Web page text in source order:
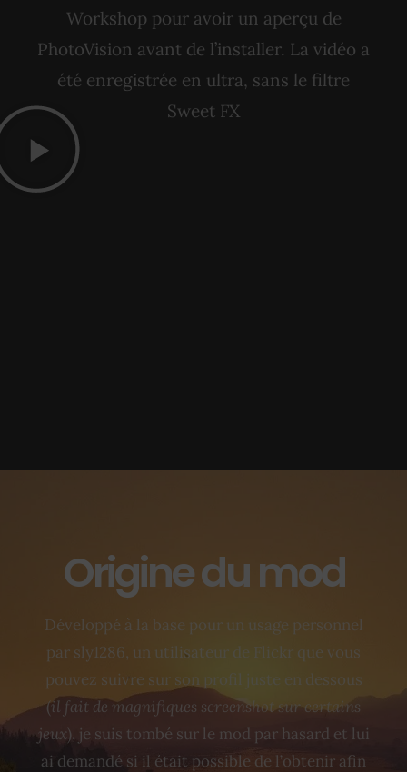
Workshop pour avoir un aperçu de
PhotoVision avant de l’installer. La vidéo a
été enregistrée en ultra, sans le filtre
Sweet FX
Origine du mod
Développé à la base pour un usage personnel
par sly1286, un utilisateur de Flickr que vous
pouvez suivre sur son profil juste en dessous
(il fait de magnifiques screenshot sur certains
jeux), je suis tombé sur le mod par hasard et lui
ai demandé si il était possible de l’obtenir afin